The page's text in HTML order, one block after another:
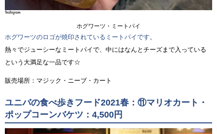
ホグワーツ・ミートパイ
ホグワーツのロゴが焼印されているミートパイです。
熱々でジューシーなミートパイで、中にはなんとチーズまで入っている
という大満足な一品です☆
販売場所：マジック・ニーブ・カート
ユニバの食べ歩きフード2021春：⑪マリオカート・
ポップコーンバケツ：4,500円